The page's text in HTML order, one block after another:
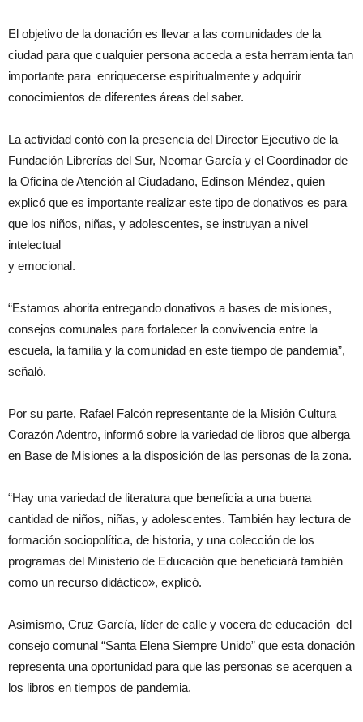
El objetivo de la donación es llevar a las comunidades de la
ciudad para que cualquier persona acceda a esta herramienta tan
importante para enriquecerse espiritualmente y adquirir
conocimientos de diferentes áreas del saber.
La actividad contó con la presencia del Director Ejecutivo de la
Fundación Librerías del Sur, Neomar García y el Coordinador de
la Oficina de Atención al Ciudadano, Edinson Méndez, quien
explicó que es importante realizar este tipo de donativos es para
que los niños, niñas, y adolescentes, se instruyan a nivel
intelectual
y emocional.
“Estamos ahorita entregando donativos a bases de misiones,
consejos comunales para fortalecer la convivencia entre la
escuela, la familia y la comunidad en este tiempo de pandemia”,
señaló.
Por su parte, Rafael Falcón representante de la Misión Cultura
Corazón Adentro, informó sobre la variedad de libros que alberga
en Base de Misiones a la disposición de las personas de la zona.
“Hay una variedad de literatura que beneficia a una buena
cantidad de niños, niñas, y adolescentes. También hay lectura de
formación sociopolítica, de historia, y una colección de los
programas del Ministerio de Educación que beneficiará también
como un recurso didáctico», explicó.
Asimismo, Cruz García, líder de calle y vocera de educación del
consejo comunal “Santa Elena Siempre Unido” que esta donación
representa una oportunidad para que las personas se acerquen a
los libros en tiempos de pandemia.